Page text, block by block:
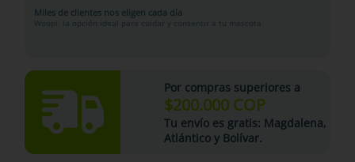
Miles de clientes nos eligen cada día
Woopi: la opción ideal para cuidar y consentir a tu mascota.
Por compras superiores a
$200.000 COP
Tu envío es gratis: Magdalena,
Atlántico y Bolívar.